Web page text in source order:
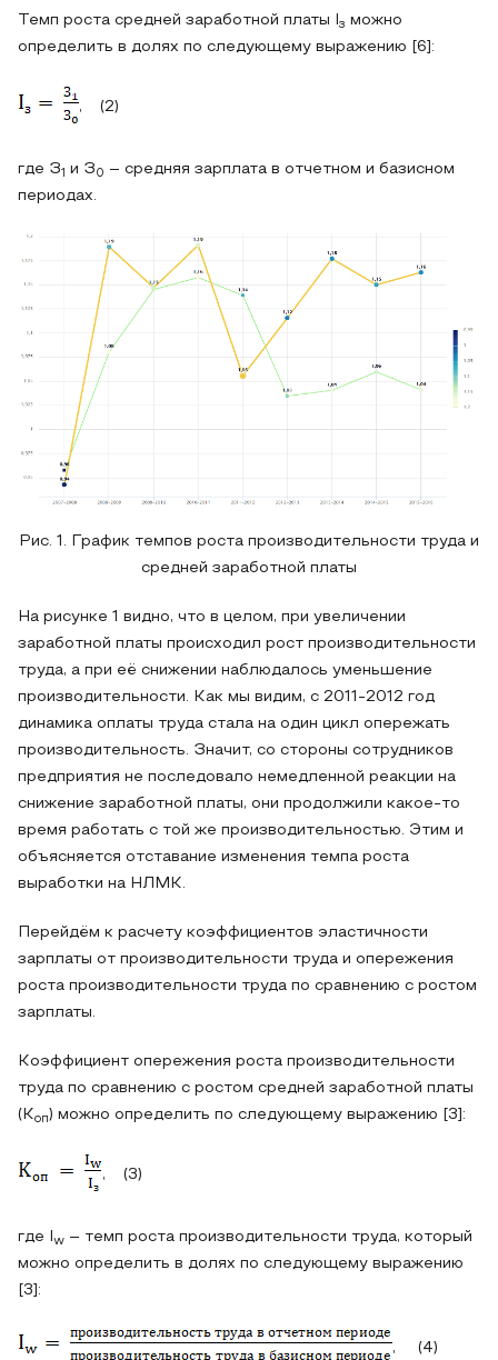
Темп роста средней заработной платы I з можно
определить в долях по следующему выражению [6]:
, (2)
где З1 и З 0
– средняя зарплата в отчетном и базисном
периодах.
Рис. 1. График темпов роста производительности труда и
средней заработной платы
На рисунке 1 видно, что в целом, при увеличении
заработной платы происходил рост производительности
труда, а при её снижении наблюдалось уменьшение
производительности. Как мы видим, с 2011-2012 год
динамика оплаты труда стала на один цикл опережать
производительность. Значит, со стороны сотрудников
предприятия не последовало немедленной реакции на
снижение заработной платы, они продолжили какое-то
время работать с той же производительностью. Этим и
объясняется отставание изменения темпа роста
выработки на НЛМК.
Перейдём к расчету коэффициентов эластичности
зарплаты от производительности труда и опережения
роста производительности труда по сравнению с ростом
зарплаты.
Коэффициент опережения роста производительности
труда по сравнению с ростом средней заработной платы
(Kоп ) можно определить по следующему выражению [3]:
, (3)
где I w – темп роста производительности труда, который
можно определить в долях по следующему выражению
[3]:
, (4)